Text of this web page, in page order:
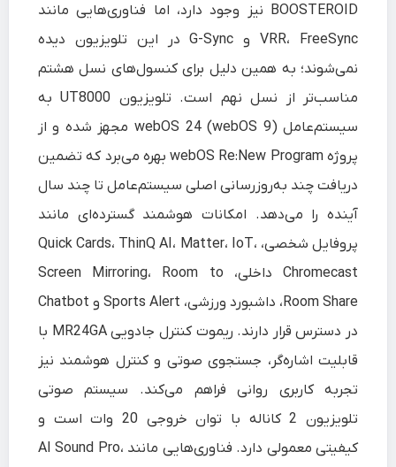
BOOSTEROID نیز وجود دارد، اما فناوری‌هایی مانند
VRR، FreeSync و G-Sync در این تلویزیون دیده
نمی‌شوند؛ به همین دلیل برای کنسول‌های نسل هشتم
مناسب‌تر از نسل نهم است. تلویزیون UT8000 به
سیستم‌عامل webOS 24 (webOS 9) مجهز شده و از
پروژه webOS Re:New Program بهره می‌برد که تضمین
دریافت چند به‌روزرسانی اصلی سیستم‌عامل تا چند سال
آینده را می‌دهد. امکانات هوشمند گسترده‌ای مانند
پروفایل شخصی، Quick Cards، ThinQ AI، Matter، IoT،
Chromecast داخلی، Screen Mirroring، Room to
Room Share، داشبورد ورزشی، Sports Alert و Chatbot
در دسترس قرار دارند. ریموت کنترل جادویی MR24GA با
قابلیت اشاره‌گر، جستجوی صوتی و کنترل هوشمند نیز
تجربه کاربری روانی فراهم می‌کند. سیستم صوتی
تلویزیون 2 کاناله با توان خروجی 20 وات است و
کیفیتی معمولی دارد. فناوری‌هایی مانند AI Sound Pro،